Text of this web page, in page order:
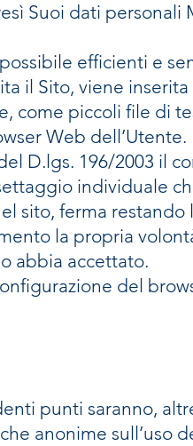
Suoi dati personali
efficienti e
il Sito, viene
come piccoli file di
Web dell’Utente.
D.lgs. 196/2003 il
individuale
sito, ferma
la propria
abbia accettato.
del
punti saranno,
anonime sull’uso